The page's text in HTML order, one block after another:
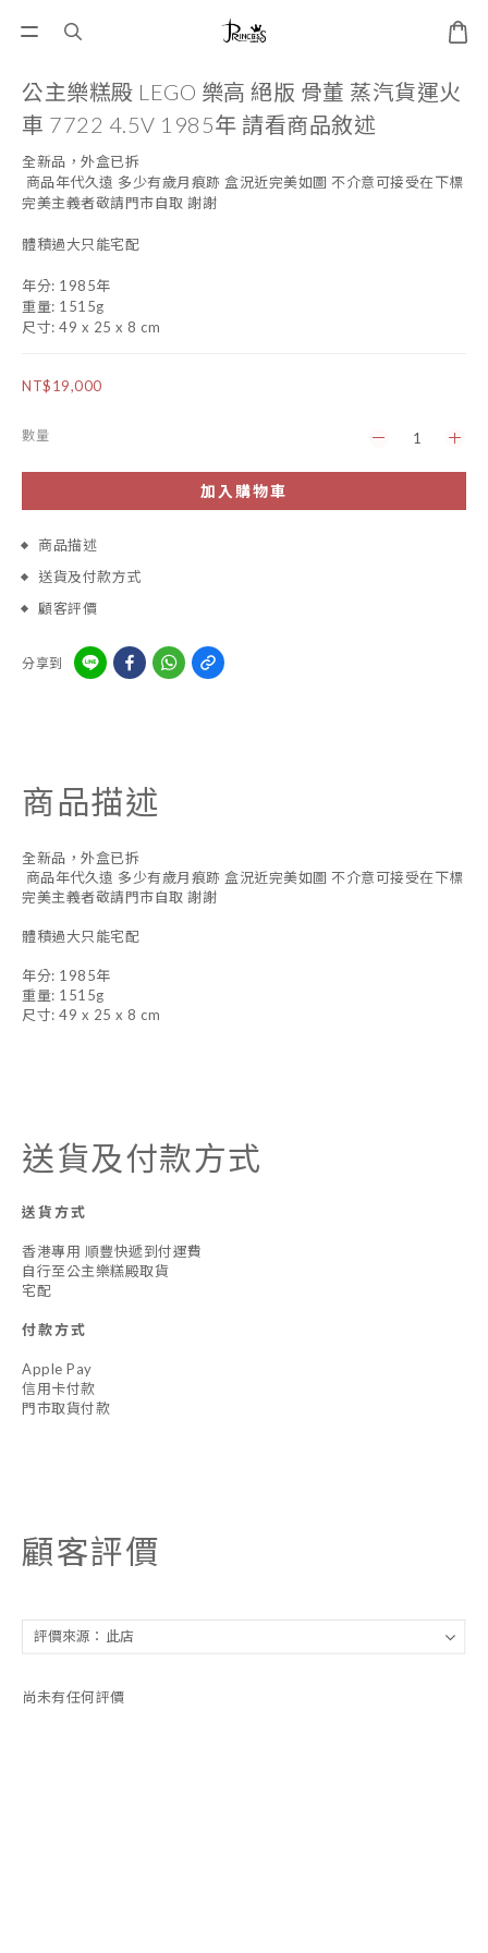
公主樂糕殿 LEGO 樂高 絕版 骨董 蒸汽貨運火
車 7722 4.5V 1985年 請看商品敘述
全新品，外盒已拆
商品年代久遠 多少有歲月痕跡 盒況近完美如圖 不介意可接受在下標
完美主義者敬請門市自取 謝謝
體積過大只能宅配
年分: 1985年
重量: 1515g
尺寸: 49 x 25 x 8 cm
NT$19,000
數量
加入購物車
商品描述
送貨及付款方式
顧客評價
分享到
商品描述
全新品，外盒已拆
商品年代久遠 多少有歲月痕跡 盒況近完美如圖 不介意可接受在下標
完美主義者敬請門市自取 謝謝
體積過大只能宅配
年分: 1985年
重量: 1515g
尺寸: 49 x 25 x 8 cm
送貨及付款方式
送貨方式
香港專用 順豐快遞到付運費
自行至公主樂糕殿取貨
宅配
付款方式
Apple Pay
信用卡付款
門市取貨付款
顧客評價
尚未有任何評價